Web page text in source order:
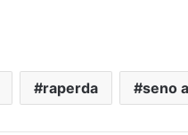
raperda seno